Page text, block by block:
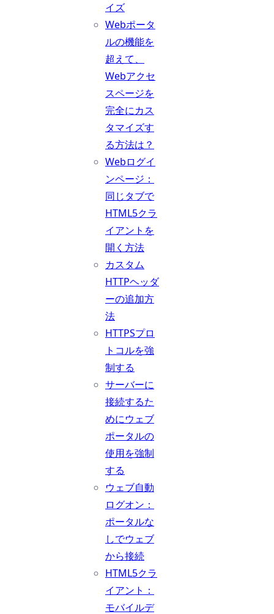
イズ
Webポータ
ルの機能を
超えて、
Webアクセ
スページを
完全にカス
タマイズす
る方法は？
Webログイ
ンページ：
同じタブで
HTML5クラ
イアントを
開く方法
カスタム
HTTPヘッダ
ーの追加方
法
HTTPSプロ
トコルを強
制する
サーバーに
接続するた
めにウェブ
ポータルの
使用を強制
する
ウェブ自動
ログオン：
ポータルな
しでウェブ
から接続
HTML5クラ
イアント：
モバイルデ